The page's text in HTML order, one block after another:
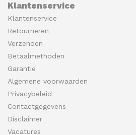
Klantenservice
Klantenservice
Retourneren
Verzenden
Betaalmethoden
Garantie
Algemene voorwaarden
Privacybeleid
Contactgegevens
Disclaimer
Vacatures